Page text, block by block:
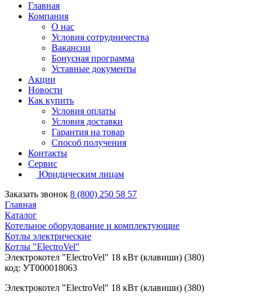
Главная
Компания
О нас
Условия сотрудничества
Вакансии
Бонусная программа
Уставные документы
Акции
Новости
Как купить
Условия оплаты
Условия доставки
Гарантия на товар
Способ получения
Контакты
Сервис
Юридическим лицам
Заказать звонок 8 (800) 250 58 57
Главная
Каталог
Котельное оборудование и комплектующие
Котлы электрические
Котлы "ElectroVel"
Электрокотел "ElectroVel" 18 кВт (клавиши) (380)
код: УТ000018063
Электрокотел "ElectroVel" 18 кВт (клавиши) (380)